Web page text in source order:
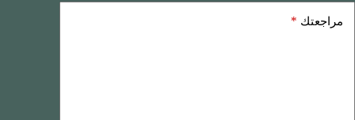
مراجعتك *